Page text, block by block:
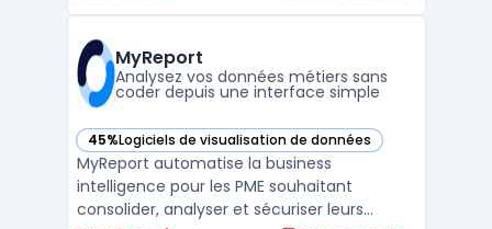
temps réel des projets et des capacités
disponibles, sans ...
MyReport
Analysez vos données métiers sans
coder depuis une interface simple
45%Logiciels de visualisation de données
— voir MyReport dans cette catégorie
MyReport automatise la business
intelligence pour les PME souhaitant
consolider, analyser et sécuriser leurs